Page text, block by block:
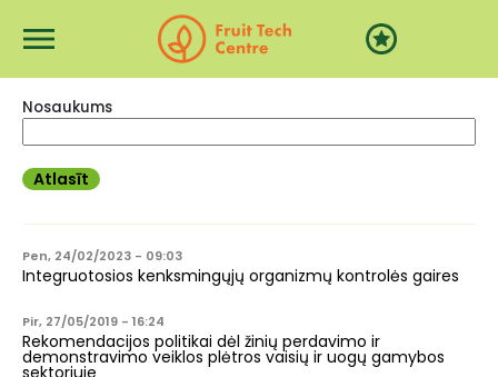
Nosaukums
Pen, 24/02/2023 - 09:03
Integruotosios kenksmingųjų organizmų kontrolės gaires
Pir, 27/05/2019 - 16:24
Rekomendacijos politikai dėl žinių perdavimo ir
demonstravimo veiklos plėtros vaisių ir uogų gamybos